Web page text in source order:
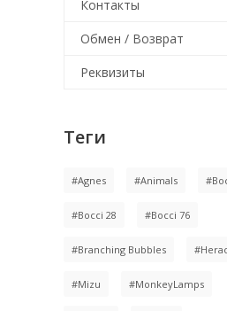
Контакты
Обмен / Возврат
Реквизиты
Теги
#Agnes #Animals
#Bocci 28 #Bocci 76
#Branching Bubbles
#Mizu #MonkeyLamps